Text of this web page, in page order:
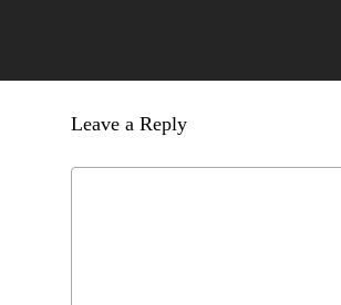
Leave a Reply